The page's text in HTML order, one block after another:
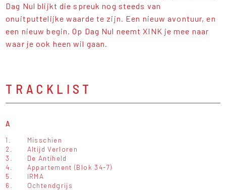
Dag Nul blijkt die spreuk nog steeds van
onuitputtelijke waarde te zijn. Een nieuw avontuur, en
een nieuw begin. Op Dag Nul neemt XINK je mee naar
waar je ook heen wil gaan.
TRACKLIST
A
1.
Misschien
2.
Altijd Verloren
3.
De Antiheld
4.
Appartement (Blok 34-7)
5.
IRMA
6.
Ochtendgrijs